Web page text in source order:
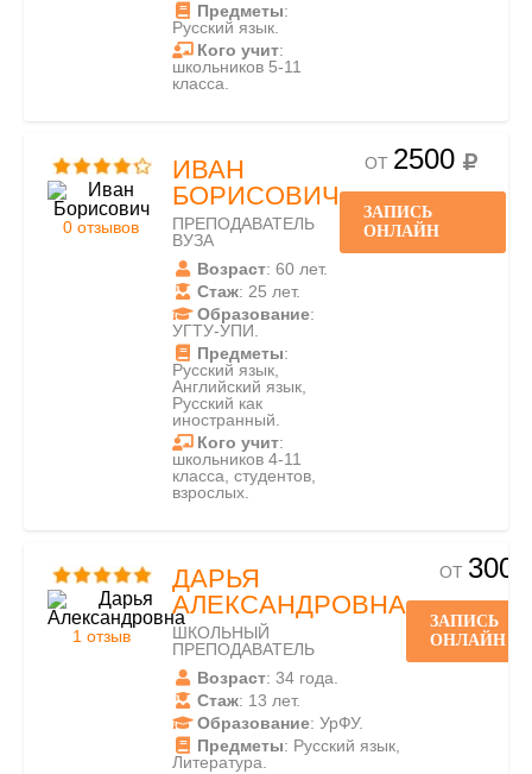
Предметы:
Русский язык.
Кого учит:
школьников 5-11
класса.
0 отзывов
ИВАН
БОРИСОВИЧ
ПРЕПОДАВАТЕЛЬ
ВУЗА
Возраст: 60 лет.
Стаж: 25 лет.
Образование:
УГТУ-УПИ.
Предметы:
Русский язык,
Английский язык,
Русский как
иностранный.
Кого учит:
школьников 4-11
класса, студентов,
взрослых.
ОТ 2500
ЗАПИСЬ
ОНЛАЙН
1 отзыв
ДАРЬЯ
АЛЕКСАНДРОВНА
ШКОЛЬНЫЙ
ПРЕПОДАВАТЕЛЬ
Возраст: 34 года.
Стаж: 13 лет.
Образование: УрФУ.
Предметы: Русский язык,
Литература.
ОТ 300
ЗАПИСЬ
ОНЛАЙН